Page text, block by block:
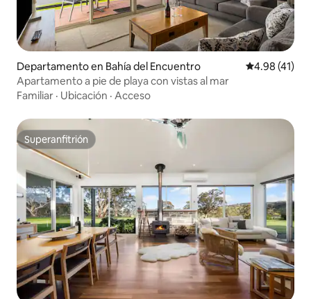
Departamento en Bahía del Encuentro Calificación
4.98 (41)
Apartamento a pie de playa con vistas al mar
Familiar · Ubicación · Acceso
Superanfitrión
Superanfitrión